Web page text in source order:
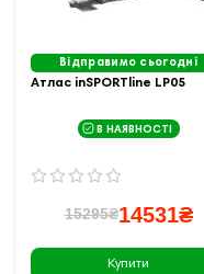
Відправимо сьогодні
Атлас inSPORTline LP05
В НАЯВНОСТІ
15295₴14531₴
Купити